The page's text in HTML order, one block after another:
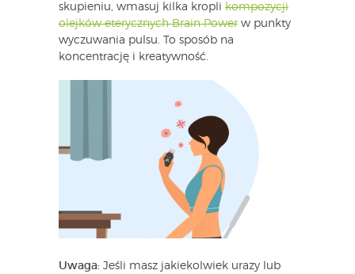
skupieniu, wmasuj kilka kropli kompozycji
olejków eterycznych Brain Power w punkty
wyczuwania pulsu. To sposób na
koncentrację i kreatywność.
Uwaga: Jeśli masz jakiekolwiek urazy lub